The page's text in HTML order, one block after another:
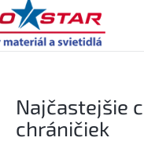
Najčastejšie
chráničiek